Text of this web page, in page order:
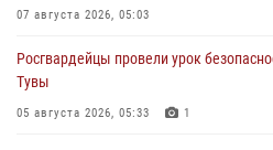
07 августа 2026, 05:03
Росгвардейцы провели урок
Тувы
05 августа 2026, 05:33 1